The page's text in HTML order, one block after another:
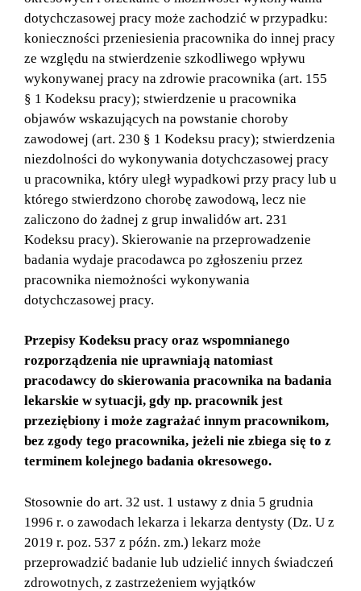
dotychczasowej pracy może zachodzić w przypadku:
konieczności przeniesienia pracownika do innej pracy
ze względu na stwierdzenie szkodliwego wpływu
wykonywanej pracy na zdrowie pracownika (art. 155
§ 1 Kodeksu pracy); stwierdzenie u pracownika
objawów wskazujących na powstanie choroby
zawodowej (art. 230 § 1 Kodeksu pracy); stwierdzenia
niezdolności do wykonywania dotychczasowej pracy
u pracownika, który uległ wypadkowi przy pracy lub u
którego stwierdzono chorobę zawodową, lecz nie
zaliczono do żadnej z grup inwalidów art. 231
Kodeksu pracy). Skierowanie na przeprowadzenie
badania wydaje pracodawca po zgłoszeniu przez
pracownika niemożności wykonywania
dotychczasowej pracy.
Przepisy Kodeksu pracy oraz wspomnianego
rozporządzenia nie uprawniają natomiast
pracodawcy do skierowania pracownika na badania
lekarskie w sytuacji, gdy np. pracownik jest
przeziębiony i może zagrażać innym pracownikom,
bez zgody tego pracownika, jeżeli nie zbiega się to z
terminem kolejnego badania okresowego.
Stosownie do art. 32 ust. 1 ustawy z dnia 5 grudnia
1996 r. o zawodach lekarza i lekarza dentysty (Dz. U z
2019 r. poz. 537 z późn. zm.) lekarz może
przeprowadzić badanie lub udzielić innych świadczeń
zdrowotnych, z zastrzeżeniem wyjątków